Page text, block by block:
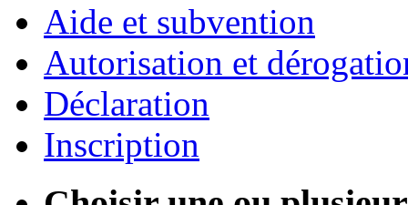
Aide et subvention
Autorisation et
Déclaration
Inscription